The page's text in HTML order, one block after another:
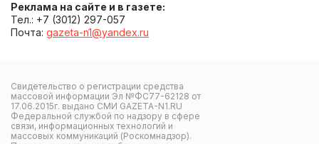
Реклама на сайте и в газете:
Тел.: +7 (3012) 297-057
Почта: gazeta-n1@yandex.ru
Свидетельство о регистрации средства
массовой информации Эл №ФС77-62128 от
17.06.2015г. выдано СМИ GAZETA-N1.RU
Федеральной службой по надзору в сфере
связи, информационных технологий и
массовых коммуникаций (Роскомнадзор).